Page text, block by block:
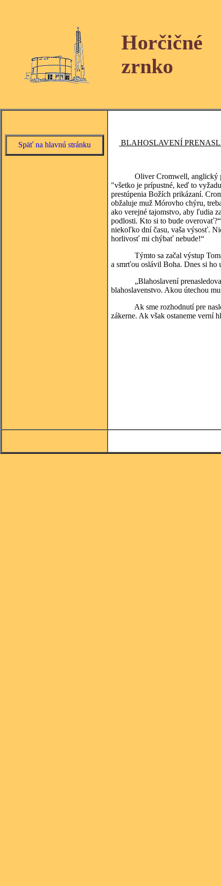
Horčičné
zrnko
Späť na hlavnú stránku BLAHOSLAVENÍ
Oliver Cromwell, anglický
"všetko je prípustné, keď to
prestúpenia Božích prikázaní.
obžaluje muž Mórovho chýru,
ako verejné tajomstvo, aby ľudia
podlosti. Kto si to bude
niekoľko dní času, vaša výsosť.
horlivosť mi chýbať nebude!“
Týmto sa začal výstup
a smrťou oslávil Boha. Dnes si ho
„Blahoslavení prenasledovaní
blahoslavenstvo. Akou útechou
Ak sme rozhodnutí pre
zákerne. Ak však ostaneme verní